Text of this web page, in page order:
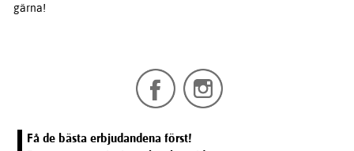
gärna!
Få de bästa erbjudandena först!